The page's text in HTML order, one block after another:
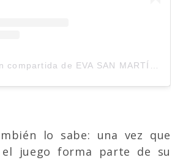
lo sabe: una vez que
el juego forma parte de su